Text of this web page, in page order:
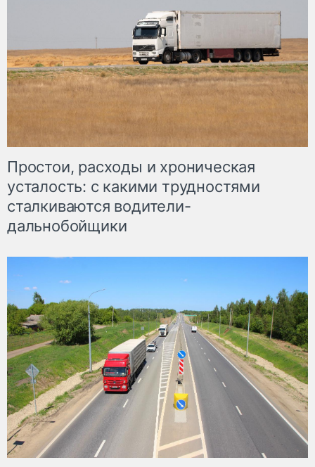
Простои, расходы и хроническая
усталость: с какими трудностями
сталкиваются водители-
дальнобойщики